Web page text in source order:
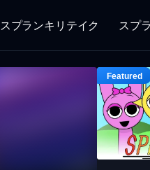
スプランキリテイク スプ